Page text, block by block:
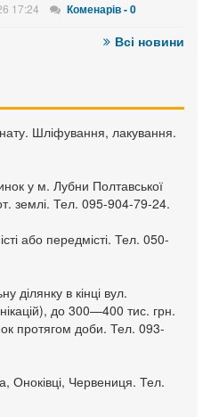
17:24 Коменарів - 0
Всі новини
Шліфування, лакування.
у м. Лубни Полтавської
землі. Тел. 095-904-79-24.
або передмісті. Тел. 050-
ділянку в кінці вул.
до 300—400 тис. грн.
протягом доби. Тел. 093-
Оноківці, Червениця. Тел.